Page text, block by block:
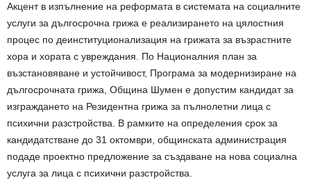
Акцент в изпълнение на реформата в системата на социалните
услуги за дългосрочна грижа е реализирането на цялостния
процес по деинституционализация на грижата за възрастните
хора и хората с увреждания. По Националния план за
възстановяване и устойчивост, Програма за модернизиране на
дългосрочната грижа, Община Шумен е допустим кандидат за
изграждането на Резидентна грижа за пълнолетни лица с
психични разстройства. В рамките на определения срок за
кандидатстване до 31 октомври, общинската администрация
подаде проектно предложение за създаване на нова социална
услуга за лица с психични разстройства.